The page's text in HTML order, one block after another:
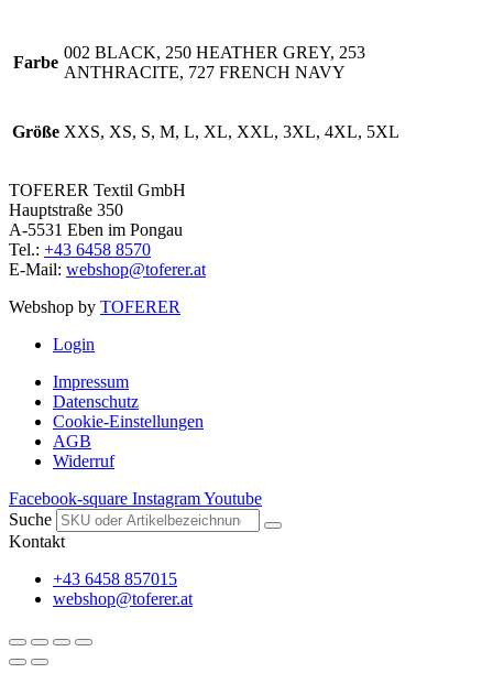
Farbe
002 BLACK, 250 HEATHER GREY, 253
ANTHRACITE, 727 FRENCH NAVY
Größe XXS, XS, S, M, L, XL, XXL, 3XL, 4XL, 5XL
TOFERER Textil GmbH
Hauptstraße 350
A-5531 Eben im Pongau
Tel.: +43 6458 8570
E-Mail: webshop@toferer.at
Webshop by TOFERER
Login
Impressum
Datenschutz
Cookie-Einstellungen
AGB
Widerruf
Facebook-square InstagramYoutube
Suche
Kontakt
+43 6458 857015
webshop@toferer.at